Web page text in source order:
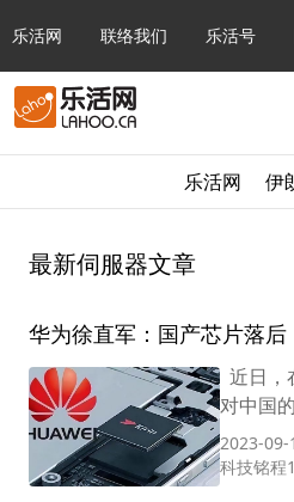
乐活网 联络我们 乐活号
乐活网 伊
最新伺服器文章
华为徐直军：国产芯片落
近日，
对中国
2023-09-
科技铭程1